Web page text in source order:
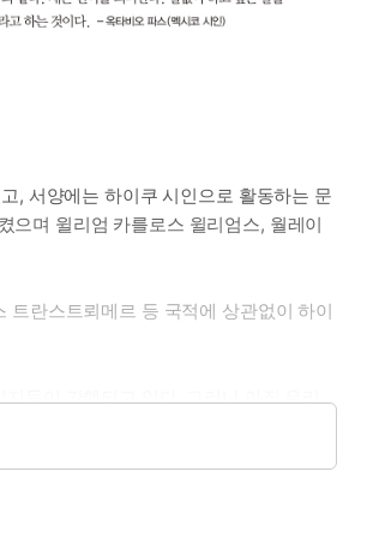
, 서양에는 하이쿠 시인으로 활동하는 문
으며 윌리엄 카를로스 윌리엄스, 월레이
란스트뢰메르 등 국적에 상관없이 하이
들이 간행되고 있다. 그러나 아직 우리
소개되고 있는 것에 비교하면 지금까지